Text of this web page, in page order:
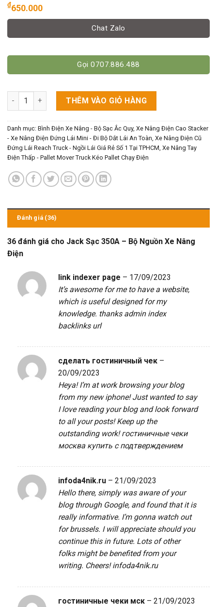
₫650.000
Chat Zalo
Gọi 0707.886.488
Jack Sạc 350A - Bộ Nguồn Xe Nâng Điện số lượng
THÊM VÀO GIỎ HÀNG
Danh mục: Bình Điện Xe Nâng - Bộ Sạc Ắc Quy, Xe Nâng Điện Cao Stacker
- Xe Nâng Điện Đứng Lái Mini - Đi Bộ Dắt Lái An Toàn Xe Nâng Điện Cũ
Đứng Lái Reach Truck - Ngồi Lái Giá Rẻ Số 1 Tại TPHCM Xe Nâng Tay
Điện Thấp - Pallet Mover Truck Kéo Pallet Chạy Điện
Đánh giá (36)
36 đánh giá cho Jack Sạc 350A – Bộ Nguồn Xe Nâng
Điện
link indexer page – 17/09/2023
It’s awesome for me to have a website,
which is useful designed for my
knowledge. thanks admin index
backlinks url
сделать гостиничный чек –
20/09/2023
Heya! I’m at work browsing your blog
from my new iphone! Just wanted to say
I love reading your blog and look forward
to all your posts! Keep up the
outstanding work!гостиничные чеки
москва купить с подтверждением
infoda4nik.ru – 21/09/2023
Hello there, simply was aware of your
blog through Google, and found that it is
really informative. I’m gonna watch out
for brussels. I will appreciate should you
continue this in future. Lots of other
folks might be benefited from your
writing. Cheers!infoda4nik.ru
гостиничные чеки мск – 21/09/2023